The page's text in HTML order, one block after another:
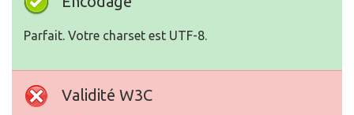
Parfait. Votre charset est UTF-8.
Validité W3C